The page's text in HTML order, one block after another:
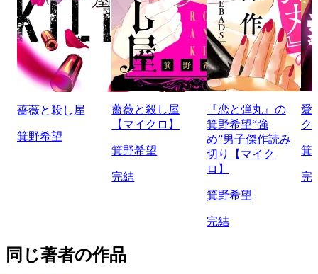
薔薇と殺し屋
箕野希望
薔薇と殺し屋
【マイクロ】
箕野希望
完結
『恋と弾丸』の
箕野希望“強
め”男子傑作読み
切り【マイク
ロ】
箕野希望
完結
愛
ク
箕
完
同じ著者の作品